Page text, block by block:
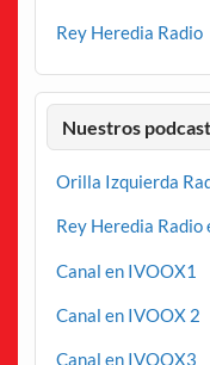
Rey Heredia Radio
Nuestros
Orilla Izquierda
Rey Heredia Radio
Canal en IVOOX1
Canal en IVOOX 2
Canal en IVOOX3